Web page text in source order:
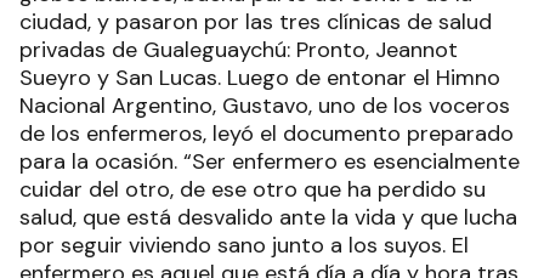
ciudad, y pasaron por las tres clínicas de salud
privadas de Gualeguaychú: Pronto, Jeannot
Sueyro y San Lucas. Luego de entonar el Himno
Nacional Argentino, Gustavo, uno de los voceros
de los enfermeros, leyó el documento preparado
para la ocasión. “Ser enfermero es esencialmente
cuidar del otro, de ese otro que ha perdido su
salud, que está desvalido ante la vida y que lucha
por seguir viviendo sano junto a los suyos. El